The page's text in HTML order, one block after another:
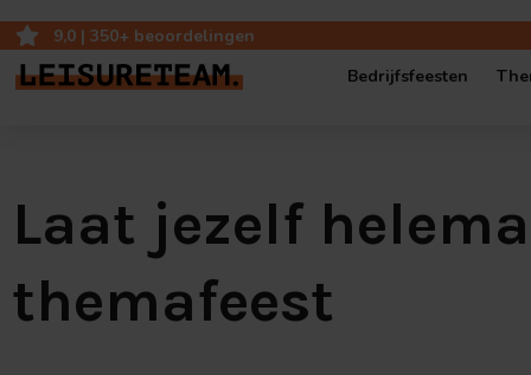
9,0 | 350+ beoordelingen
Bedrijfsfeesten
Bedrijfsjubileum op
Laat jezelf
themafeest